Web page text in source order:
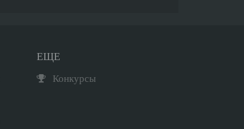
ЕЩЕ
Конкурсы